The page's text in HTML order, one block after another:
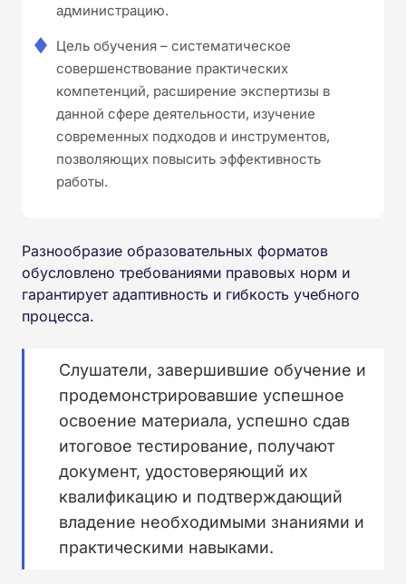
администрацию.
Цель обучения – систематическое
совершенствование практических
компетенций, расширение экспертизы в
данной сфере деятельности, изучение
современных подходов и инструментов,
позволяющих повысить эффективность
работы.
Разнообразие образовательных форматов
обусловлено требованиями правовых норм и
гарантирует адаптивность и гибкость учебного
процесса.
Слушатели, завершившие обучение и
продемонстрировавшие успешное
освоение материала, успешно сдав
итоговое тестирование, получают
документ, удостоверяющий их
квалификацию и подтверждающий
владение необходимыми знаниями и
практическими навыками.